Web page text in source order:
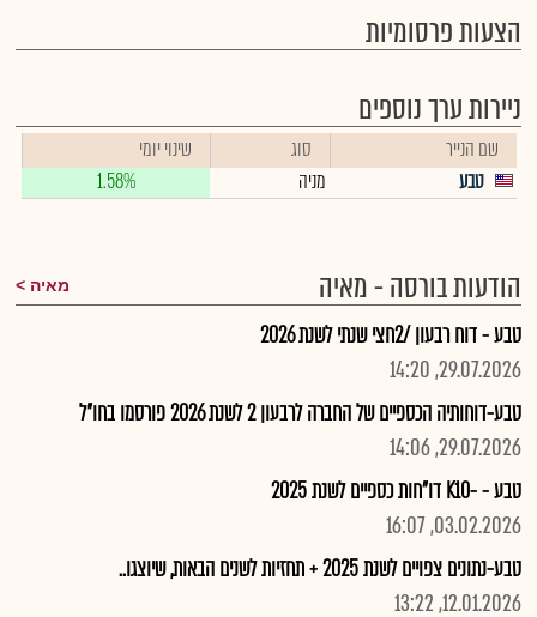
הצעות פרסומיות
ניירות ערך נוספים
שם הנייר סוג
שינוי יומי
טבע
מניה 1.58%
הודעות בורסה - מאיה מאיה
טבע - דוח רבעון /2חצי שנתי לשנת 2026
29.07.2026, 14:20
טבע-דוחותיה הכספיים של החברה לרבעון 2 לשנת 2026 פורסמו בחו"ל
29.07.2026, 14:06
טבע - -K10 דו"חות כספיים לשנת 2025
03.02.2026, 16:07
טבע-נתונים צפויים לשנת 2025 + תחזיות לשנים הבאות, שיוצגו..
12.01.2026, 13:22